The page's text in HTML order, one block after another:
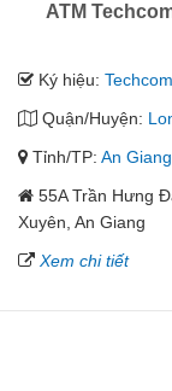
ATM
Ký hiệu:
Quận/Huyện:
Tỉnh/TP: An Giang
55A Trần Hưng
Xuyên, An Giang
Xem chi tiết